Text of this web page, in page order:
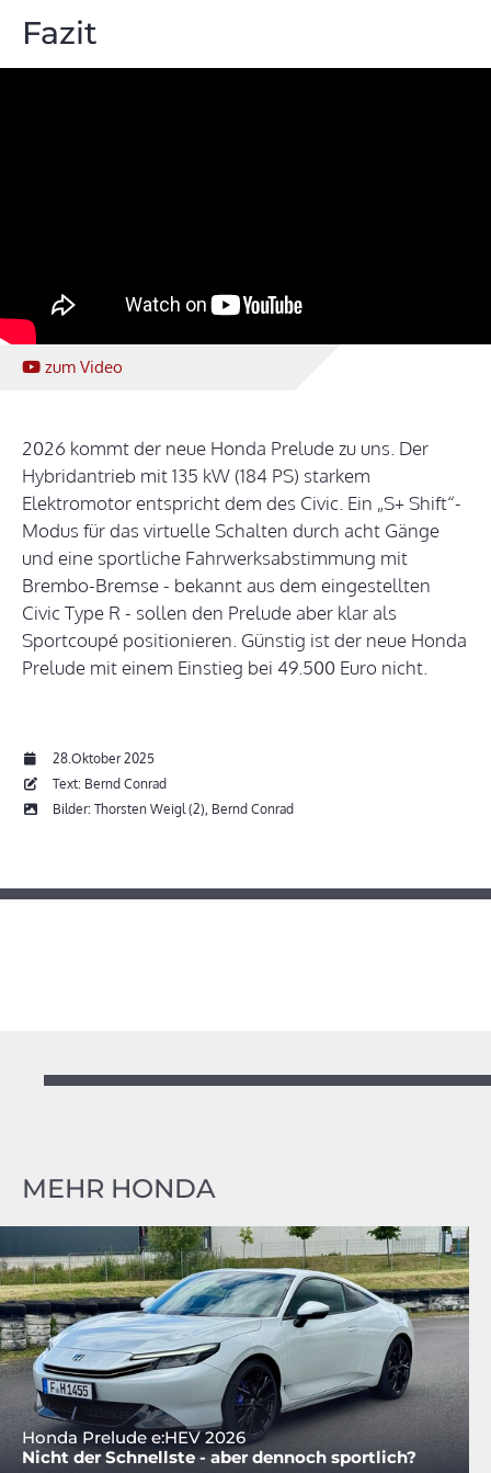
Fazit
zum Video
2026 kommt der neue Honda Prelude zu uns. Der
Hybridantrieb mit 135 kW (184 PS) starkem
Elektromotor entspricht dem des Civic. Ein „S+ Shift“-
Modus für das virtuelle Schalten durch acht Gänge
und eine sportliche Fahrwerksabstimmung mit
Brembo-Bremse - bekannt aus dem eingestellten
Civic Type R - sollen den Prelude aber klar als
Sportcoupé positionieren. Günstig ist der neue Honda
Prelude mit einem Einstieg bei 49.500 Euro nicht.
28.Oktober 2025
Text: Bernd Conrad
Bilder: Thorsten Weigl (2), Bernd Conrad
MEHR HONDA
Honda Prelude e:HEV 2026
Nicht der Schnellste - aber dennoch sportlich?